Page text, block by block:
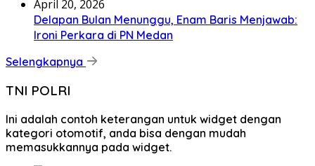
April 20, 2026
Delapan Bulan Menunggu, Enam Baris Menjawab:
Ironi Perkara di PN Medan
Selengkapnya
TNI POLRI
Ini adalah contoh keterangan untuk widget dengan
kategori otomotif, anda bisa dengan mudah
memasukkannya pada widget.